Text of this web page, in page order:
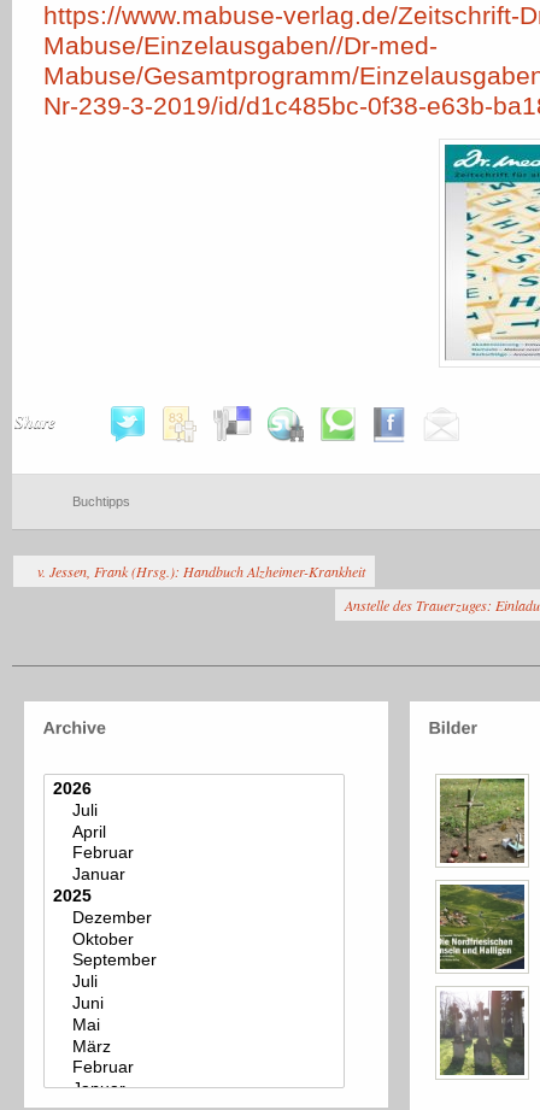
https://www.mabuse-verlag.de/Zeitschrift-
Mabuse/Einzelausgaben//Dr-med-
Mabuse/Gesamtprogramm/
Nr-239-3-2019/id/d1c485bc-0f38-e63b-
Share
Buchtipps
v. Jessen, Frank (Hrsg.): Handbuch Alzheimer-Krankheit
Anstelle des Trauerzuges: